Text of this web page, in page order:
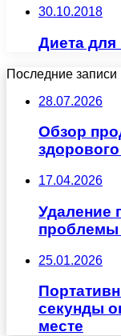
30.10.2018
Диета
Последние записи
28.07.2026
Обзор
17.04.2026
Удаление
проблемы
25.01.2026
секунды
месте